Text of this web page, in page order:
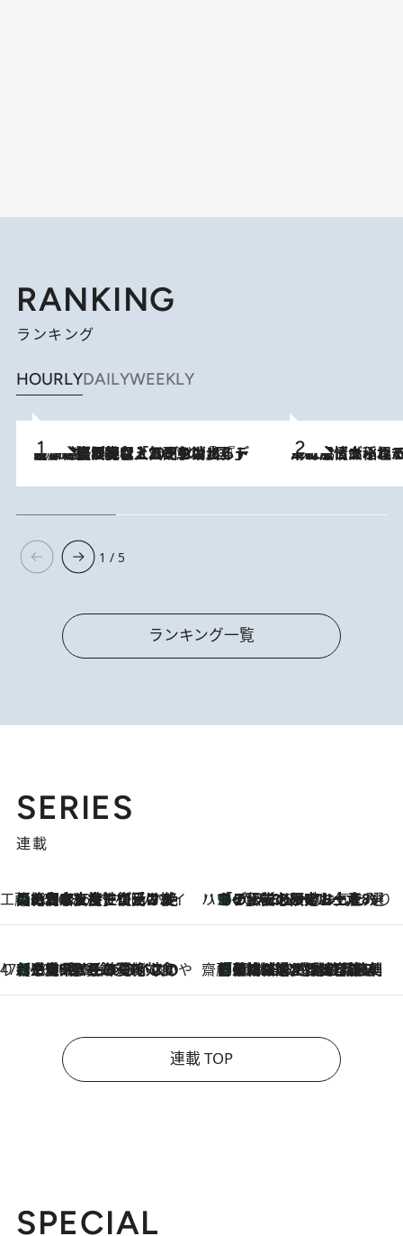
RANKING
ランキング
HOURLYDAILYWEEKLY
2026.8.5
【なぜ吉沢亮は「気配を消せる」のか？】興行収入208億の『国宝』を経て挑むミュージカル『ディア・エヴァン・ハンセン』。トップ俳優が舞台上でさらけ出した“孤独”とは 2026.8.5
下町風情あふれる台北屈指の人気エリア・大稲埕でセンスのいい台湾土産《ヴ
1 / 5
ランキング一覧
SERIES
連載
工藤まやのおもてなしハワイ
2026.8.6
【ハワイ土産】ローカルの絶大な支持で復活！ 絶品の幻クッキー《元ファンの日本人女性が受け継いだ名店》 ハワイ賢者 リサのお気に入りリスト2026.8.6
あの伝説の限定トートも！ リニューアルした「ディーン＆デルーカ ハワイ」で必須のお土産8選
47都道府県の手みやげ ひんやりスイーツで夏を満喫
2026.8.6
【三重県】この夏絶対食べたい 冷やしておいしいおやつ3選 お餅×アイスの新感覚スイーツ 齋藤 薫 美容脳ルネサンス
2026.8.6
「荷物が増えるほど旅ストレスは増す」美容ジャーナリストがたどり着いた最終結論。“化粧品を劇的に減らす”感動の凝縮美容とは
連載 TOP
SPECIAL